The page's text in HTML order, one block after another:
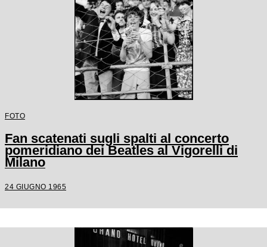
FOTO
Fan scatenati sugli spalti al concerto
pomeridiano dei Beatles al Vigorelli di
Milano
24 GIUGNO 1965